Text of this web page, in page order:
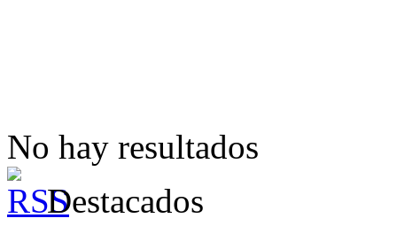
No hay resultados
Destacados